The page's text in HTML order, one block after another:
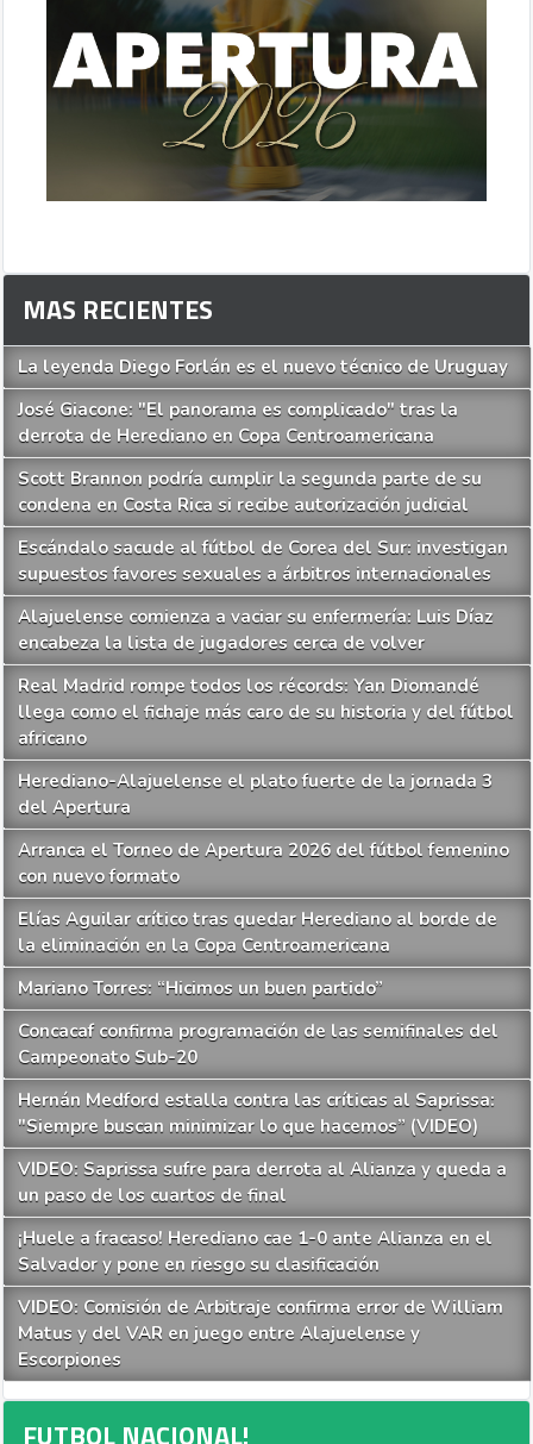
MAS RECIENTES
La leyenda Diego Forlán es el nuevo técnico de Uruguay
José Giacone: "El panorama es complicado" tras la
derrota de Herediano en Copa Centroamericana
Scott Brannon podría cumplir la segunda parte de su
condena en Costa Rica si recibe autorización judicial
Escándalo sacude al fútbol de Corea del Sur: investigan
supuestos favores sexuales a árbitros internacionales
Alajuelense comienza a vaciar su enfermería: Luis Díaz
encabeza la lista de jugadores cerca de volver
Real Madrid rompe todos los récords: Yan Diomandé
llega como el fichaje más caro de su historia y del fútbol
africano
Herediano-Alajuelense el plato fuerte de la jornada 3
del Apertura
Arranca el Torneo de Apertura 2026 del fútbol femenino
con nuevo formato
Elías Aguilar crítico tras quedar Herediano al borde de
la eliminación en la Copa Centroamericana
Mariano Torres: “Hicimos un buen partido”
Concacaf confirma programación de las semifinales del
Campeonato Sub-20
Hernán Medford estalla contra las críticas al Saprissa:
"Siempre buscan minimizar lo que hacemos” (VIDEO)
VIDEO: Saprissa sufre para derrota al Alianza y queda a
un paso de los cuartos de final
¡Huele a fracaso! Herediano cae 1-0 ante Alianza en el
Salvador y pone en riesgo su clasificación
VIDEO: Comisión de Arbitraje confirma error de William
Matus y del VAR en juego entre Alajuelense y
Escorpiones
FUTBOL NACIONAL!